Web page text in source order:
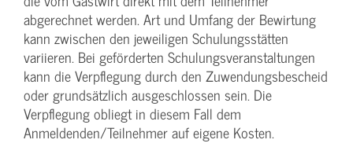
abgerechnet werden. Art und Umfang der Bewirtung
kann zwischen den jeweiligen Schulungsstätten
variieren. Bei geförderten Schulungs­veranstaltungen
kann die Verpflegung durch den Zuwendungs­bescheid
oder grundsätzlich ausgeschlossen sein. Die
Verpflegung obliegt in diesem Fall dem
Anmeldenden/­Teilnehmer auf eigene Kosten.